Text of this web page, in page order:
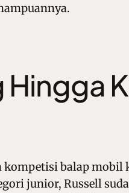
Hingga
kompetisi balap
junior, Russell